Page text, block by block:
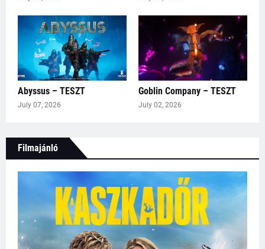
Abyssus – TESZT
July 07, 2026
Goblin Company – TESZT
July 02, 2026
Filmajánló